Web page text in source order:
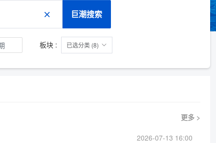
巨潮搜索
板块 : 已选分类 (8)
更多 >
2026-07-13 16:00